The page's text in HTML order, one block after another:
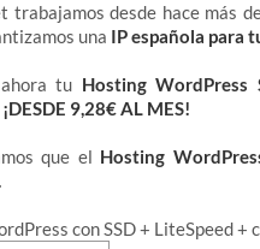
trabajamos desde hace más
una IP española para
tu Hosting WordPress
9,28€ AL MES!
que el Hosting
con SSD + LiteSpeed +